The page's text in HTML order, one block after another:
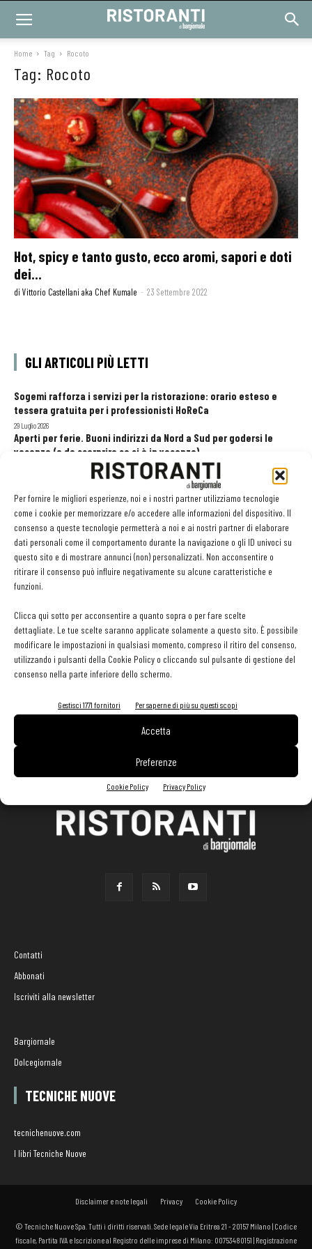
Per fornire le migliori esperienze, noi e i nostri partner utilizziamo tecnologie
come i cookie per memorizzare e/o accedere alle informazioni del dispositivo. Il
consenso a queste tecnologie permetterà a noi e ai nostri partner di elaborare
dati personali come il comportamento durante la navigazione o gli ID univoci su
questo sito e di mostrare annunci (non) personalizzati. Non acconsentire o
ritirare il consenso può influire negativamente su alcune caratteristiche e
funzioni.
Clicca qui sotto per acconsentire a quanto sopra o per fare scelte
dettagliate. Le tue scelte saranno applicate solamente a questo sito. È possibile
modificare le impostazioni in qualsiasi momento, compreso il ritiro del consenso,
utilizzando i pulsanti della Cookie Policy o cliccando sul pulsante di gestione del
consenso nella parte inferiore dello schermo.
Gestisci 1771 fornitori Per saperne di più su questi scopi
Accetta
Preferenze
Cookie Policy Privacy Policy
Home Tag Rocoto
Tag: Rocoto
Hot, spicy e tanto gusto, ecco aromi, sapori e doti
dei...
di Vittorio Castellani aka Chef Kumale - 23 Settembre 2022
GLI ARTICOLI PIÙ LETTI
Sogemi rafforza i servizi per la ristorazione: orario esteso e
tessera gratuita per i professionisti HoReCa
29 Luglio 2026
Aperti per ferie. Buoni indirizzi da Nord a Sud per godersi le
vacanze (o da scorprire se si è in vacanza)
Pos, compagni di gestione. Le ultime soluzioni delle aziende
8 Luglio 2026
EDICOLA WEB
Contatti
Abbonati
Iscriviti alla newsletter
Bargiornale
Dolcegiornale
TECNICHE NUOVE
tecnichenuove.com
I libri Tecniche Nuove
Disclaimer e note legali Privacy Cookie Policy
© Tecniche Nuove Spa. Tutti i diritti riservati. Sede legale Via Eritrea 21 - 20157 Milano | Codice
fiscale, Partita IVA e Iscrizione al Registro delle imprese di Milano: 00753480151 | Registrazione